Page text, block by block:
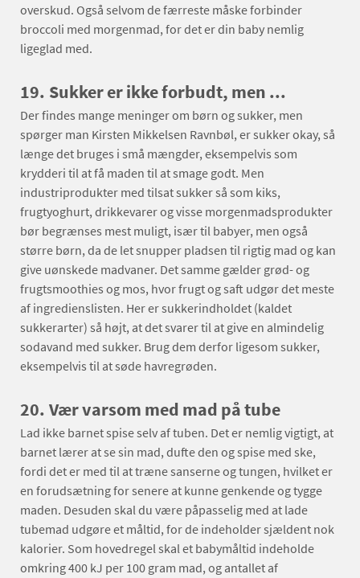
overskud. Også selvom de færreste måske forbinder
broccoli med morgenmad, for det er din baby nemlig
ligeglad med.
19. Sukker er ikke forbudt, men ...
Der findes mange meninger om børn og sukker, men
spørger man Kirsten Mikkelsen Ravnbøl, er sukker okay, så
længe det bruges i små mængder, eksempelvis som
krydderi til at få maden til at smage godt. Men
industriprodukter med tilsat sukker så som kiks,
frugtyoghurt, drikkevarer og visse morgenmadsprodukter
bør begrænses mest muligt, især til babyer, men også
større børn, da de let snupper pladsen til rigtig mad og kan
give uønskede madvaner. Det samme gælder grød- og
frugtsmoothies og mos, hvor frugt og saft udgør det meste
af ingredienslisten. Her er sukkerindholdet (kaldet
sukkerarter) så højt, at det svarer til at give en almindelig
sodavand med sukker. Brug dem derfor ligesom sukker,
eksempelvis til at søde havregrøden.
20. Vær varsom med mad på tube
Lad ikke barnet spise selv af tuben. Det er nemlig vigtigt, at
barnet lærer at se sin mad, dufte den og spise med ske,
fordi det er med til at træne sanserne og tungen, hvilket er
en forudsætning for senere at kunne genkende og tygge
maden. Desuden skal du være påpasselig med at lade
tubemad udgøre et måltid, for de indeholder sjældent nok
kalorier. Som hovedregel skal et babymåltid indeholde
omkring 400 kJ per 100 gram mad, og antallet af